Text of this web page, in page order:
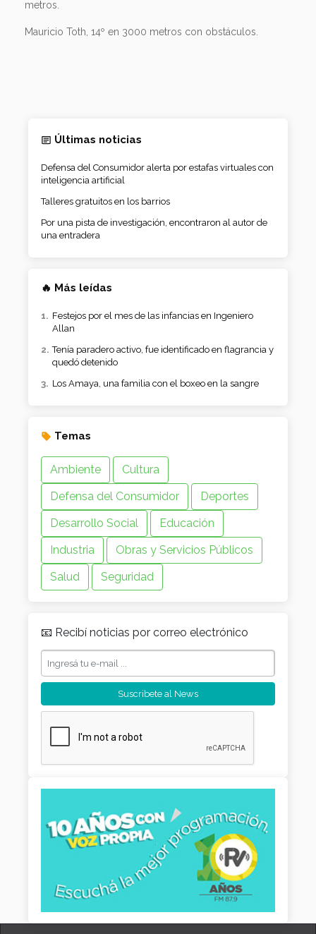
metros.
Mauricio Toth, 14º en 3000 metros con obstáculos.
Últimas noticias
Defensa del Consumidor alerta por estafas virtuales con
inteligencia artificial
Talleres gratuitos en los barrios
Por una pista de investigación, encontraron al autor de
una entradera
🔥 Más leídas
Festejos por el mes de las infancias en Ingeniero
Allan
Tenía paradero activo, fue identificado en flagrancia y
quedó detenido
Los Amaya, una familia con el boxeo en la sangre
Temas
Ambiente
Cultura
Defensa del Consumidor
Deportes
Desarrollo Social
Educación
Industria
Obras y Servicios Públicos
Salud
Seguridad
📧 Recibí noticias por correo electrónico